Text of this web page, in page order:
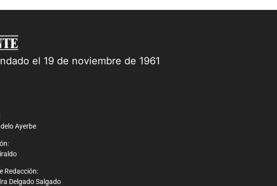
el 19 de noviembre de 1961
Ayerbe
Redacción:
Delgado Salgado